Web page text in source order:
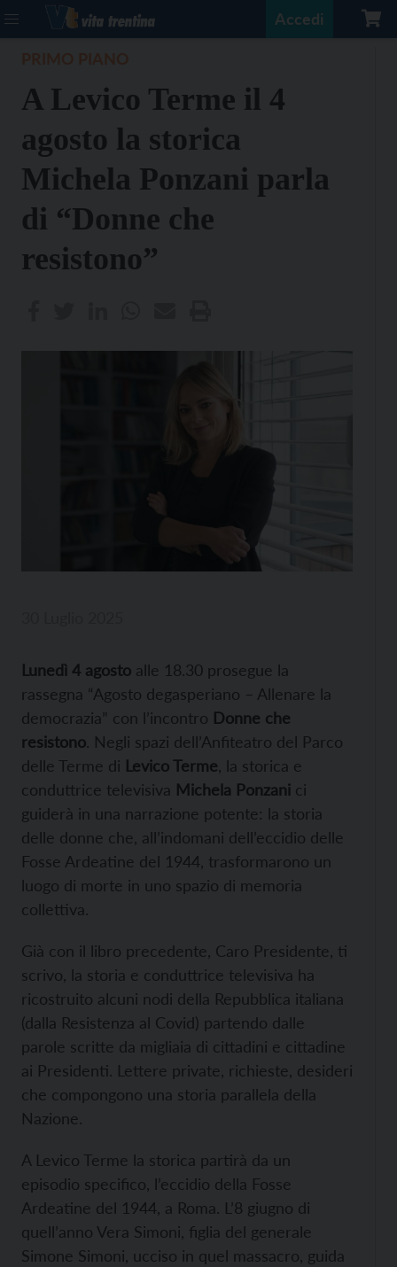
Accedi
A Levico Terme il 4
agosto la storica
Michela Ponzani parla
di “Donne che
resistono”
Lunedì 4 agosto alle 18.30 prosegue la
rassegna “Agosto degasperiano – Allenare la
democrazia” con l’incontro Donne che
resistono. Negli spazi dell’Anfiteatro del Parco
delle Terme di Levico Terme , la storica e
conduttrice televisiva Michela Ponzani ci
guiderà in una narrazione potente: la storia
delle donne che, all’indomani dell’eccidio delle
Fosse Ardeatine del 1944, trasformarono un
luogo di morte in uno spazio di memoria
collettiva.
Già con il libro precedente, Caro Presidente, ti
scrivo, la storia e conduttrice televisiva ha
ricostruito alcuni nodi della Repubblica italiana
(dalla Resistenza al Covid) partendo dalle
parole scritte da migliaia di cittadini e cittadine
ai Presidenti. Lettere private, richieste, desideri
che compongono una storia parallela della
Nazione.
A Levico Terme la storica partirà da un
episodio specifico, l’eccidio della Fosse
Ardeatine del 1944, a Roma. L’8 giugno di
quell’anno Vera Simoni, figlia del generale
Simone Simoni, ucciso in quel massacro, guida